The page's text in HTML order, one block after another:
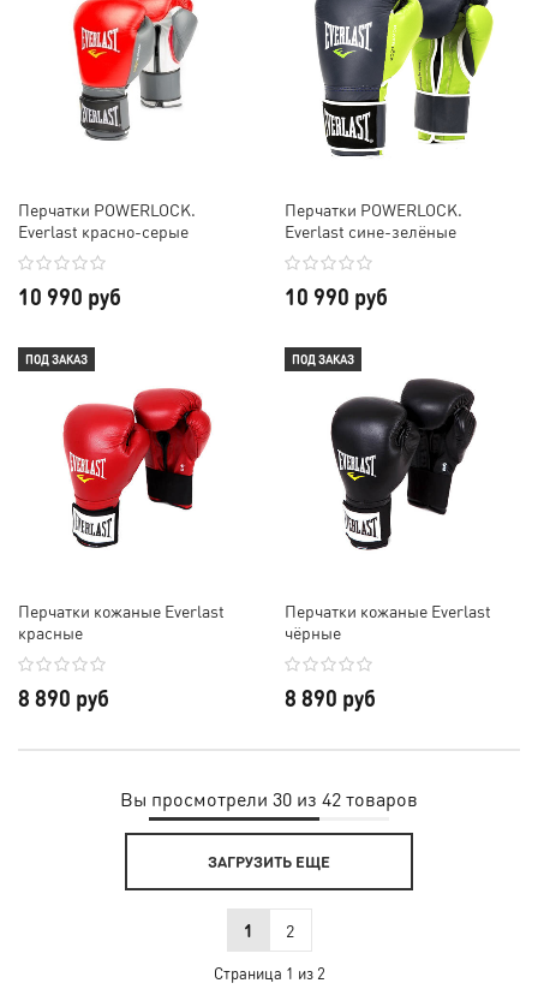
Перчатки POWERLOCK.
Everlast красно-серые
10 990 руб
Перчатки POWERLOCK.
Everlast сине-зелёные
10 990 руб
ПОД ЗАКАЗ
Перчатки кожаные Everlast
красные
8 890 руб
ПОД ЗАКАЗ
Перчатки кожаные Everlast
чёрные
8 890 руб
Вы просмотрели 30 из 42 товаров
ЗАГРУЗИТЬ ЕЩЕ
1 2
Страница 1 из 2